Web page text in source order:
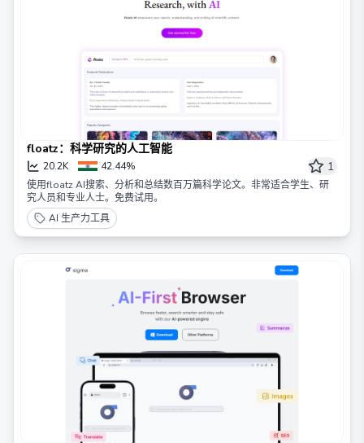
floatz：科学研究的人工智能
20.2K 42.44% 1
使用floatz AI搜索、分析和总结数百万篇科学论文。非常适合学生、研
究人员和专业人士。免费试用。
AI 生产力工具